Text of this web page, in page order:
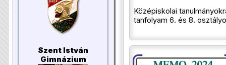
Szent István
Gimnázium
Középiskolai
tanfolyam 6. és 8.